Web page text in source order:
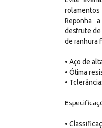
Reponha
desfrute de
de ranhura
• Aço de
• Ótima
•
•